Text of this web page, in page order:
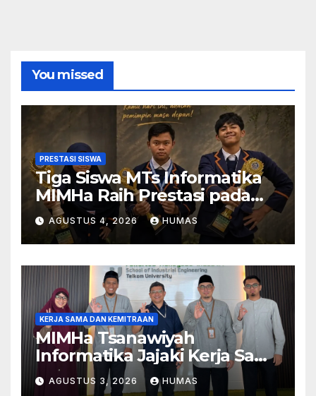
You missed
PRESTASI SISWA
Tiga Siswa MTs Informatika
MIMHa Raih Prestasi pada
Ajang MOSAIC 2026
AGUSTUS 4, 2026 HUMAS
KERJA SAMA DAN KEMITRAAN
MIMHa Tsanawiyah
Informatika Jajaki Kerja Sama
Pendidikan dan Teknologi
dengan Telkom University
AGUSTUS 3, 2026 HUMAS